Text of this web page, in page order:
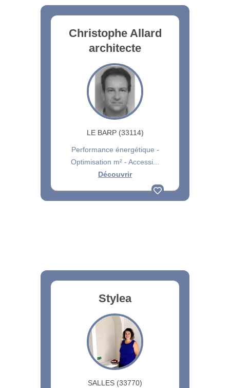
Christophe Allard
architecte
LE BARP (33114)
Performance énergétique -
Optimisation m² - Accessi...
Découvrir
Stylea
SALLES (33770)